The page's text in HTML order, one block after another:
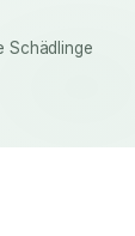
Schädlinge